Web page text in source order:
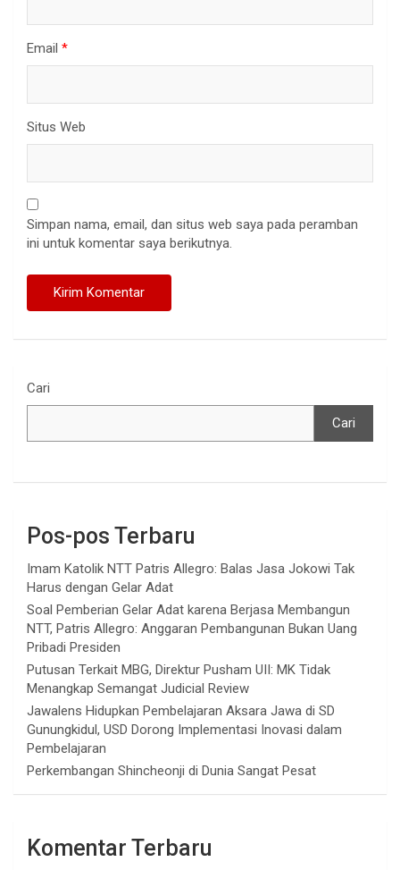
Email *
Situs Web
Simpan nama, email, dan situs web saya pada peramban
ini untuk komentar saya berikutnya.
Cari
Cari
Pos-pos Terbaru
Imam Katolik NTT Patris Allegro: Balas Jasa Jokowi Tak
Harus dengan Gelar Adat
Soal Pemberian Gelar Adat karena Berjasa Membangun
NTT, Patris Allegro: Anggaran Pembangunan Bukan Uang
Pribadi Presiden
Putusan Terkait MBG, Direktur Pusham UII: MK Tidak
Menangkap Semangat Judicial Review
Jawalens Hidupkan Pembelajaran Aksara Jawa di SD
Gunungkidul, USD Dorong Implementasi Inovasi dalam
Pembelajaran
Perkembangan Shincheonji di Dunia Sangat Pesat
Komentar Terbaru